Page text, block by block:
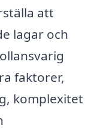
att
lagar och
faktorer,
komplexitet